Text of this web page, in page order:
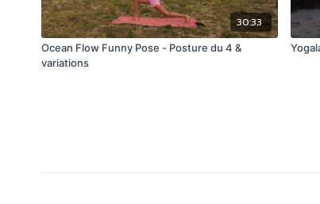
30:33
Ocean Flow Funny Pose - Posture du 4 &
variations